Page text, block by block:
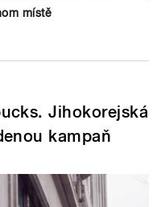
místě
Jihokorejská
kampaň